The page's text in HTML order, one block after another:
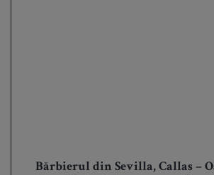
Bărbierul din Sevilla, Callas –